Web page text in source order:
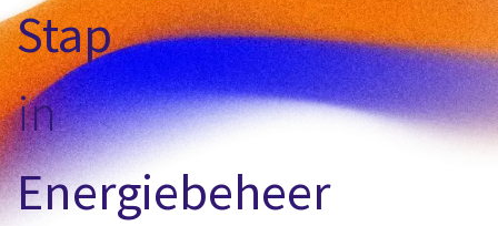
Stap
in
Energiebeheer